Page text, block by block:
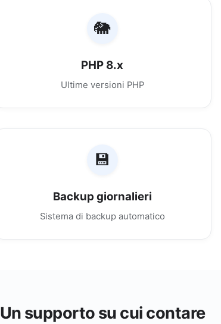
🐘
PHP 8.x
Ultime versioni PHP
💾
Backup giornalieri
Sistema di backup automatico
Un supporto su cui contare